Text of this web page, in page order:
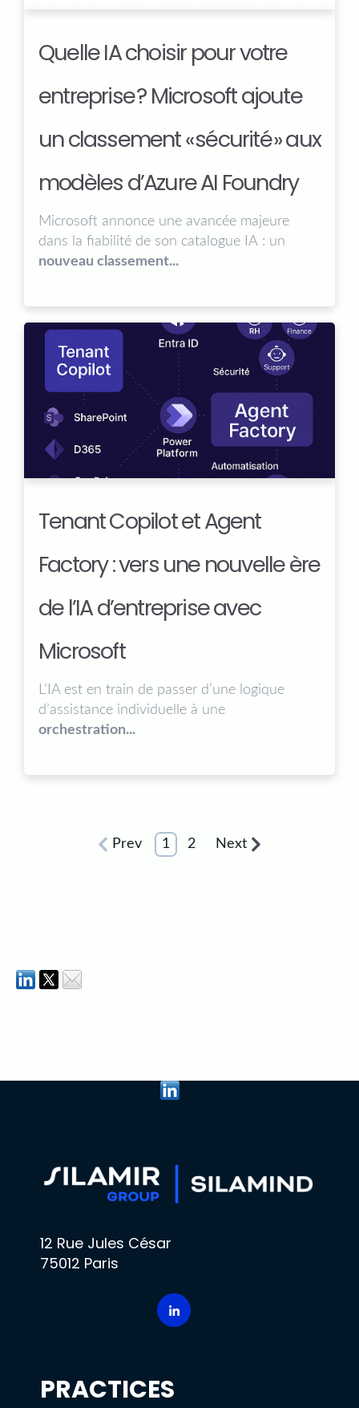
Quelle IA choisir pour votre
entreprise ? Microsoft ajoute
un classement « sécurité » aux
modèles d’Azure AI Foundry
Microsoft annonce une avancée majeure
dans la fiabilité de son catalogue IA : un
nouveau classement...
Tenant Copilot et Agent
Factory : vers une nouvelle ère
de l’IA d’entreprise avec
Microsoft
L’IA est en train de passer d’une logique
d’assistance individuelle à une
orchestration...
Prev 1 2 Next
12 Rue Jules César
75012 Paris
PRACTICES